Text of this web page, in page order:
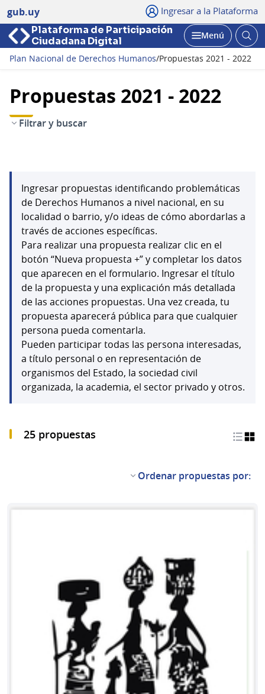
gub.uy Ingresar a la Plataforma
Plataforma de Participación
Ciudadana Digital
Abrir
Menú
Plan Nacional de Derechos Humanos/Propuestas 2021 - 2022
Propuestas 2021 - 2022
Filtrar y buscar
Ingresar propuestas identificando problemáticas
de Derechos Humanos a nivel nacional, en su
localidad o barrio, y/o ideas de cómo abordarlas a
través de acciones específicas.
Para realizar una propuesta realizar clic en el
botón “Nueva propuesta +” y completar los datos
que aparecen en el formulario. Ingresar el título
de la propuesta y una explicación más detallada
de las acciones propuestas. Una vez creada, tu
propuesta aparecerá pública para que cualquier
persona pueda comentarla.
Pueden participar todas las persona interesadas,
a título personal o en representación de
organismos del Estado, la sociedad civil
organizada, la academia, el sector privado y otros.
25 propuestas
Ordenar propuestas por: